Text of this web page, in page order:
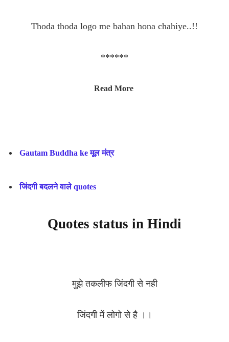
Thoda thoda logo me bahan hona chahiye..!!
******
Read More
Gautam Buddha ke मूल मंत्र
जिंदगी बदलने वाले quotes
Quotes status in Hindi
मुझे तकलीफ जिंदगी से नही
जिंदगी में लोगो से है ।।